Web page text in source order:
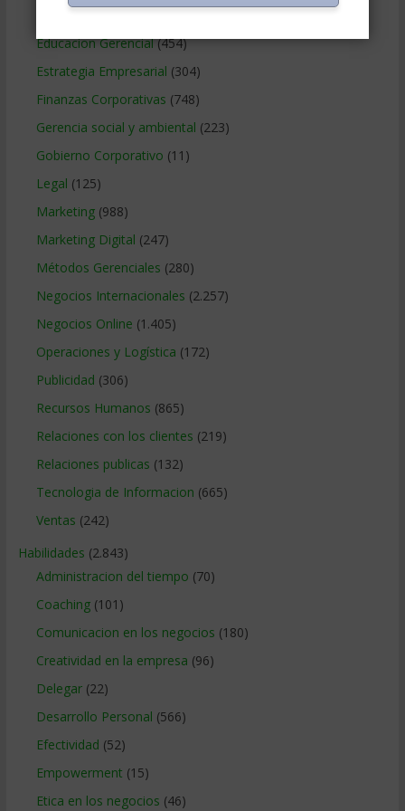
Educacion Gerencial(454)
Estrategia Empresarial (304)
Finanzas Corporativas (748)
Gerencia social y ambiental (223)
Gobierno Corporativo (11)
Legal (125)
Marketing(988)
Marketing Digital (247)
Métodos Gerenciales (280)
Negocios Internacionales (2.257)
Negocios Online (1.405)
Operaciones y Logística (172)
Publicidad (306)
Recursos Humanos (865)
Relaciones con los clientes (219)
Relaciones publicas (132)
Tecnologia de Informacion (665)
Ventas (242)
Habilidades (2.843)
Administracion del tiempo (70)
Coaching(101)
Comunicacion en los negocios (180)
Creatividad en la empresa (96)
Delegar(22)
Desarrollo Personal (566)
Efectividad (52)
Empowerment (15)
Etica en los negocios (46)